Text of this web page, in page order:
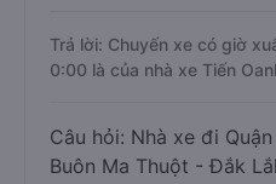
Trả lời: Chuyến xe có giờ
0:00 là của nhà xe Tiến
Câu hỏi: Nhà xe đi
Buôn Ma Thuột - Đắk